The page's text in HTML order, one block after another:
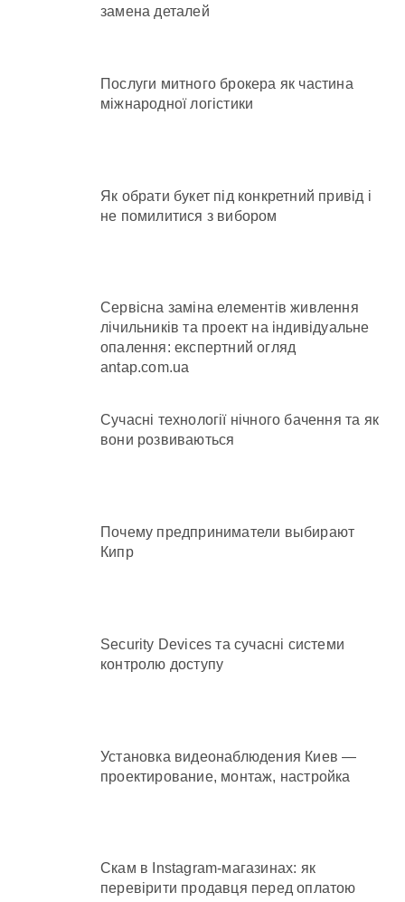
замена деталей
Послуги митного брокера як частина
міжнародної логістики
Як обрати букет під конкретний привід і
не помилитися з вибором
Сервісна заміна елементів живлення
лічильників та проект на індивідуальне
опалення: експертний огляд
antap.com.ua
Сучасні технології нічного бачення та як
вони розвиваються
Почему предприниматели выбирают
Кипр
Security Devices та сучасні системи
контролю доступу
Установка видеонаблюдения Киев —
проектирование, монтаж, настройка
Скам в Instagram-магазинах: як
перевірити продавця перед оплатою